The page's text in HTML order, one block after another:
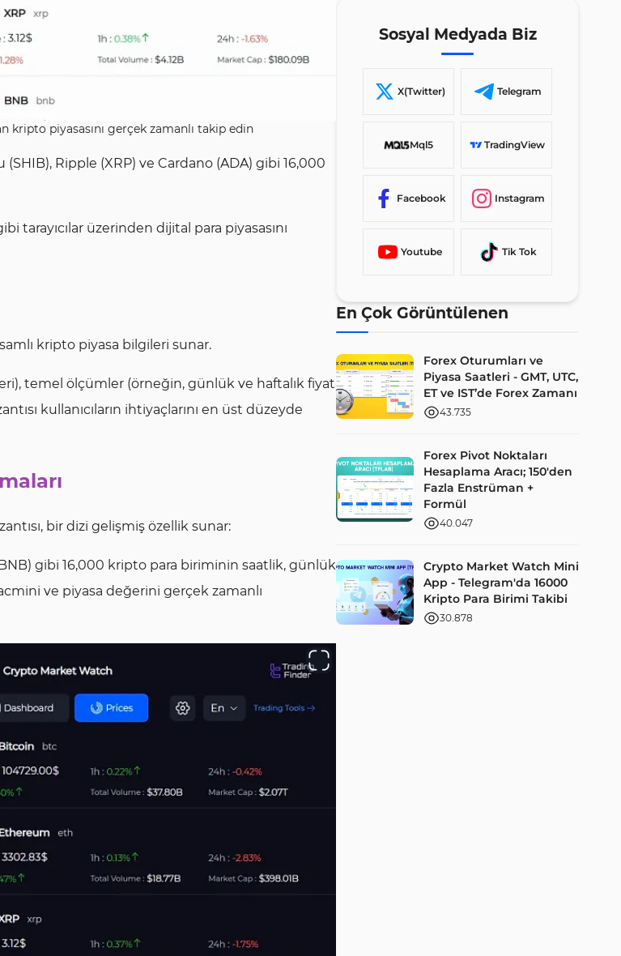
kripto piyasasını gerçek zamanlı takip edin
Ripple (XRP) ve Cardano (ADA) gibi 16,000
tarayıcılar üzerinden dijital para piyasasını
kripto piyasa bilgileri sunar.
temel ölçümler (örneğin, günlük ve haftalık fiyat
kullanıcıların ihtiyaçlarını en üst düzeyde
bir dizi gelişmiş özellik sunar:
gibi 16,000 kripto para biriminin saatlik, günlük
ve piyasa değerini gerçek zamanlı
Sosyal Medyada Biz
X(Twitter) Telegram
Mql5 TradingView
Facebook Instagram
Youtube Tik Tok
En Çok Görüntülenen
Forex Oturumları ve
Piyasa Saatleri - GMT, UTC,
ET ve IST’de Forex Zamanı
43.735
Forex Pivot Noktaları
Hesaplama Aracı; 150'den
Fazla Enstrüman +
Formül
40.047
Crypto Market Watch Mini
App - Telegram'da 16000
Kripto Para Birimi Takibi
30.878